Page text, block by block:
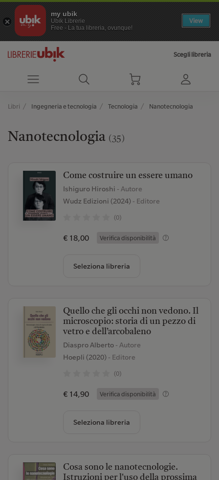
my ubik
Ubik Librerie
Free - La tua libreria, ovunque!
View
Scegli libreria
Libri Ingegneria e tecnologia Tecnologia Nanotecnologia
Nanotecnologia (35)
Come costruire un essere umano
Ishiguro Hiroshi - Autore
Wudz Edizioni (2024)- Editore
(0)
€ 18,00 Verifica disponibilità
Seleziona libreria
Quello che gli occhi non vedono. Il
microscopio: storia di un pezzo di
vetro e dell’arcobaleno
Diaspro Alberto - Autore
Hoepli (2020)- Editore
(0)
€ 14,90 Verifica disponibilità
Seleziona libreria
Cosa sono le nanotecnologie.
Istruzioni per l'uso della prossima